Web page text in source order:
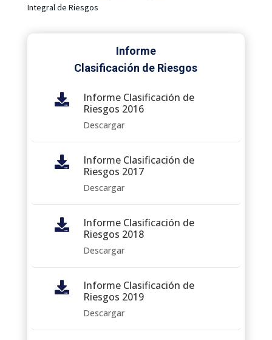
Integral de Riesgos
Informe
Clasificación de Riesgos

Informe Clasificación de
Riesgos 2016
Descargar

Informe Clasificación de
Riesgos 2017
Descargar

Informe Clasificación de
Riesgos 2018
Descargar

Informe Clasificación de
Riesgos 2019
Descargar